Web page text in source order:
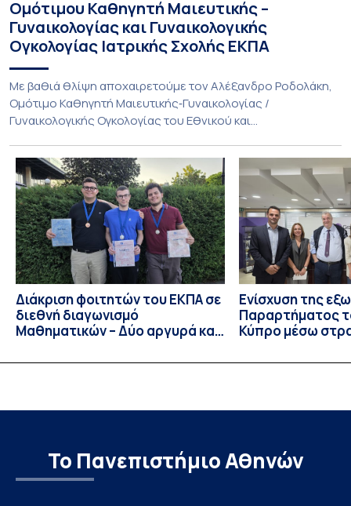
Ομότιμου Καθηγητή Μαιευτικής –
Γυναικολογίας και Γυναικολογικής
Ογκολογίας Ιατρικής Σχολής ΕΚΠΑ
Με βαθιά θλίψη αποχαιρετούμε τον Αλέξανδρο Ροδολάκη,
Ομότιμο Καθηγητή Μαιευτικής‑Γυναικολογίας /
Γυναικολογικής Ογκολογίας του Εθνικού και
Διευθυντή της Α’ Μαιευτικής και Γυναικολογικής Κλινικής,
στο Νοσοκομείο «Αλεξάνδρα». Η διαδρομή του υπήρξε
συνεχής και ανοδική μέσα στην ίδια Κλινική, την οποία
υπηρέτησε από κάθε θέση: Επιμελητής Β’ Ε.Σ.Υ.
(1997‑2002), Επίκουρος […]
Διάκριση φοιτητών του ΕΚΠΑ σε
διεθνή διαγωνισμό
Μαθηματικών – Δύο αργυρά και
Ενίσχυση της
Παραρτήματος
Κύπρο μέσω
Το Πανεπιστήμιο Αθηνών